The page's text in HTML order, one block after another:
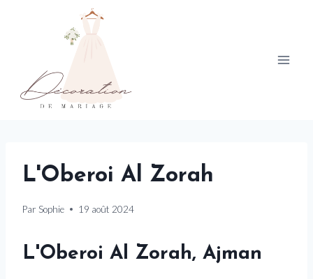
L'Oberoi Al Zorah
Par Sophie 19 août 2024
L'Oberoi Al Zorah, Ajman